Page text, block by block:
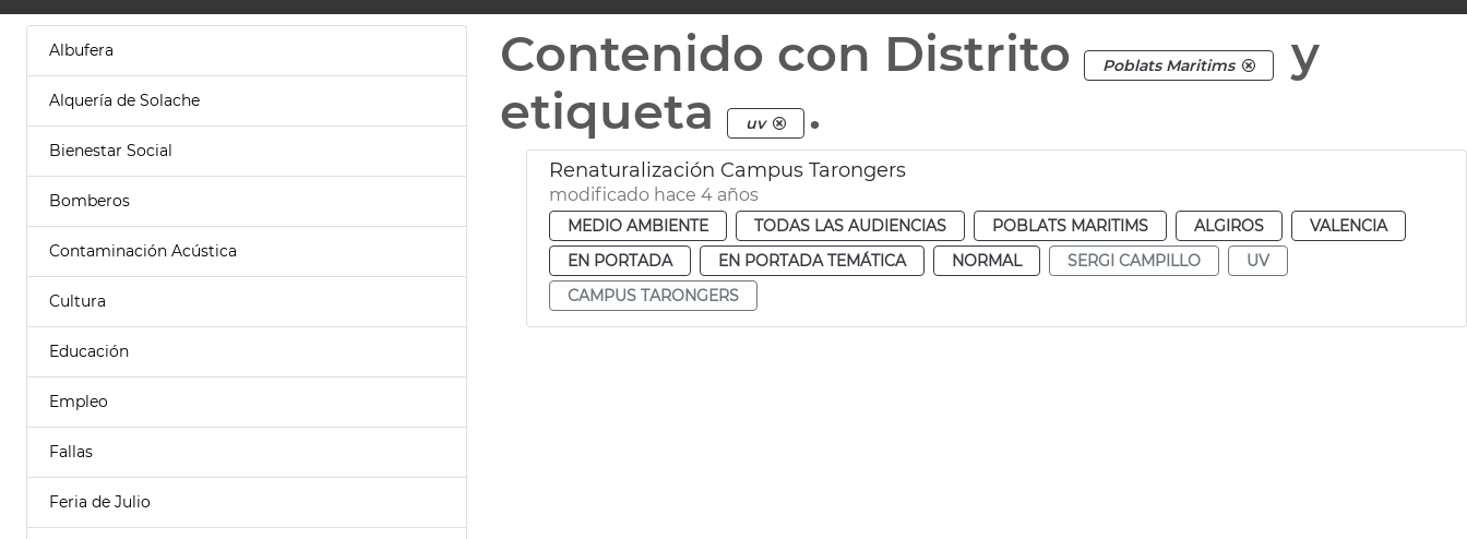
Albufera
Alquería de Solache
Bienestar Social
Bomberos
Contaminación Acústica
Cultura
Educación
Empleo
Fallas
Feria de Julio
Contenido con Distrito Poblats Maritims
y
etiqueta
uv .
Renaturalización Campus Tarongers
modificado hace 4 años
MEDIO AMBIENTE TODAS LAS AUDIENCIAS POBLATS MARITIMS ALGIROS
VALENCIA
EN PORTADA
EN PORTADA TEMÁTICA NORMAL SERGI CAMPILLO
UV
CAMPUS TARONGERS